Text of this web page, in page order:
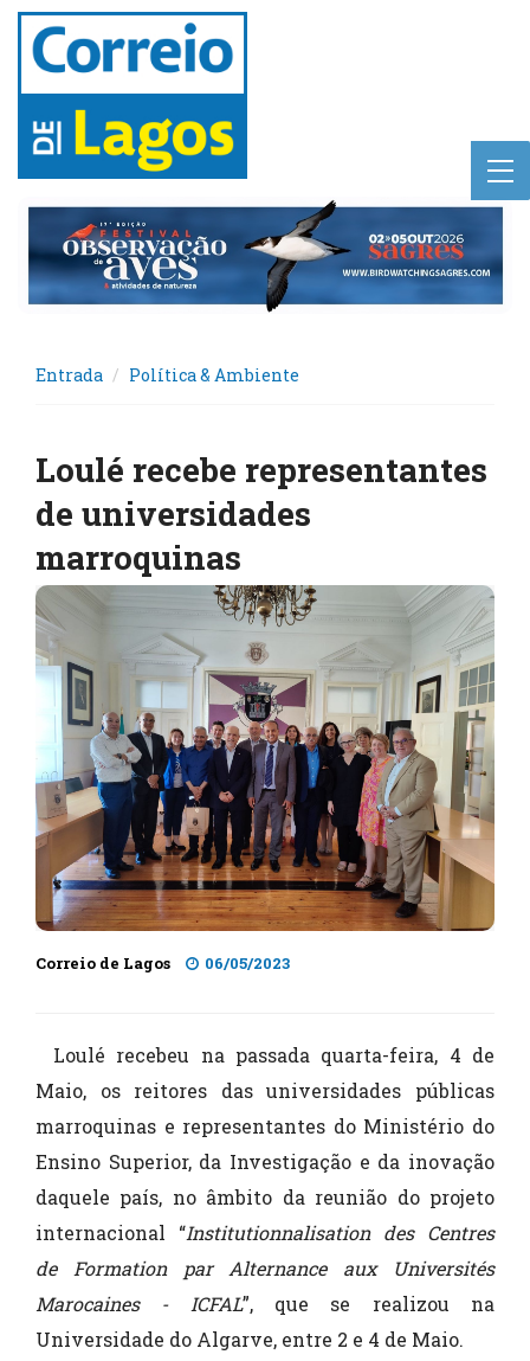
Entrada Política & Ambiente
Loulé recebe representantes
de universidades
marroquinas
Correio de Lagos 06/05/2023
Loulé recebeu na passada quarta-feira, 4 de
Maio, os reitores das universidades públicas
marroquinas e representantes do Ministério do
Ensino Superior, da Investigação e da inovação
daquele país, no âmbito da reunião do projeto
internacional “Institutionnalisation des Centres
de Formation par Alternance aux Universités
Marocaines - ICFAL”, que se realizou na
Universidade do Algarve, entre 2 e 4 de Maio.